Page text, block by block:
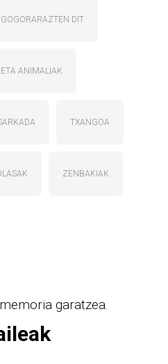
DIT
ANIMALIAK
TXANGOA
ZENBAKIAK
garatzea.